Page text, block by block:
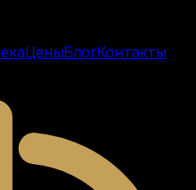
ЦеныБлогКонтакты